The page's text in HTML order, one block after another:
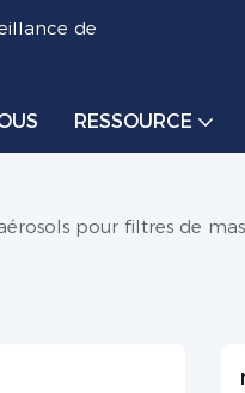
de
RESSOURCE
pour filtres de